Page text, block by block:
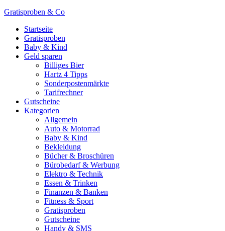
Gratisproben & Co
Startseite
Gratisproben
Baby & Kind
Geld sparen
Billiges Bier
Hartz 4 Tipps
Sonderpostenmärkte
Tarifrechner
Gutscheine
Kategorien
Allgemein
Auto & Motorrad
Baby & Kind
Bekleidung
Bücher & Broschüren
Bürobedarf & Werbung
Elektro & Technik
Essen & Trinken
Finanzen & Banken
Fitness & Sport
Gratisproben
Gutscheine
Handy & SMS